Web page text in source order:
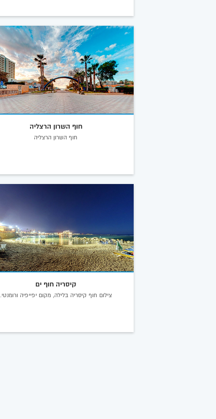
חוף השרון הרצליה
חוף השרון הרצליה
קיסריה חוף ים
צילום חוף קיסריה בלילה, מקום יפייפיה ורומנטי.